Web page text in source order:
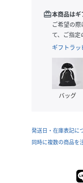
redeem本商品はギ
ご希望の
て、ご指定
ギフトラ
バッグ
発送日・在庫表記に
同時に複数の商品を